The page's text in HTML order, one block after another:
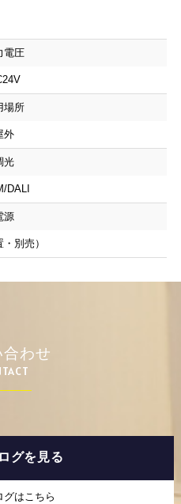
電圧
場所
外
光
DALI
源
別売）
合わせ
グを見る
グはこちら